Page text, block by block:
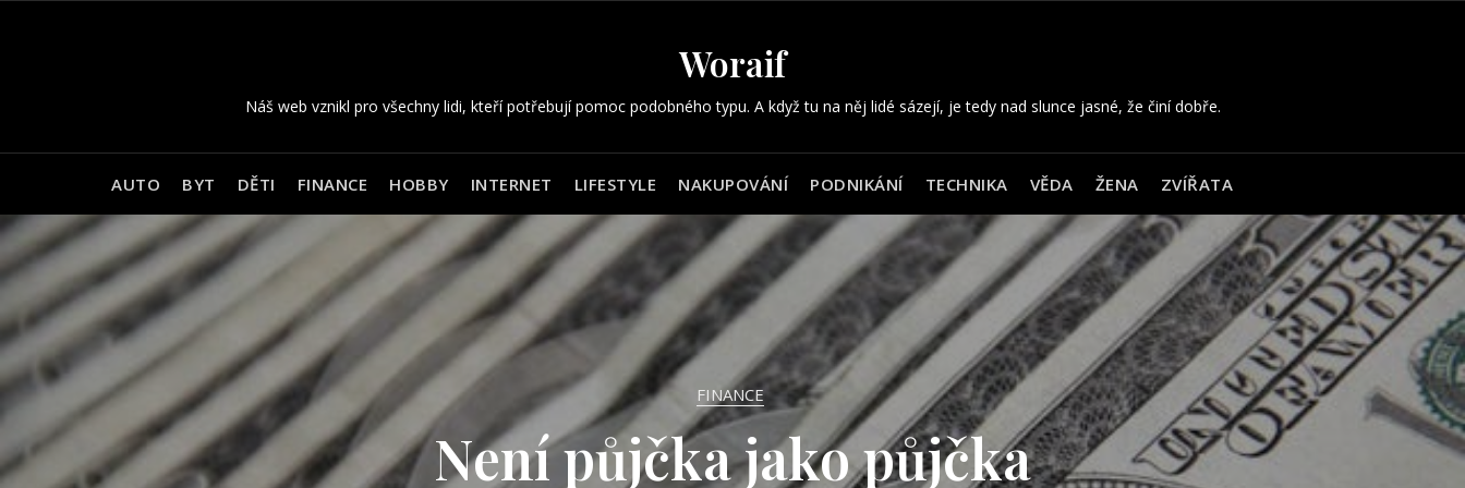
Woraif
Náš web vznikl pro všechny lidi, kteří potřebují pomoc podobného typu. A když tu na něj lidé sázejí, je tedy nad slunce jasné, že činí dobře.
AUTO BYT DĚTI FINANCE HOBBY INTERNET LIFESTYLE NAKUPOVÁNÍ PODNIKÁNÍ TECHNIKA VĚDA ŽENA ZVÍŘATA
FINANCE
Není půjčka jako půjčka
Nezařazené
Nové věci do starého domu
Nezařazené
Krásné provozovny si nesmíte
Nezařazené
Kam nechodí slunce, tam chodí
Nezařazené
Duchové v domě
Nezařazené
Všeho moc škodí? Ale kvality
nikdy není málo! Přesvědčíme Vás